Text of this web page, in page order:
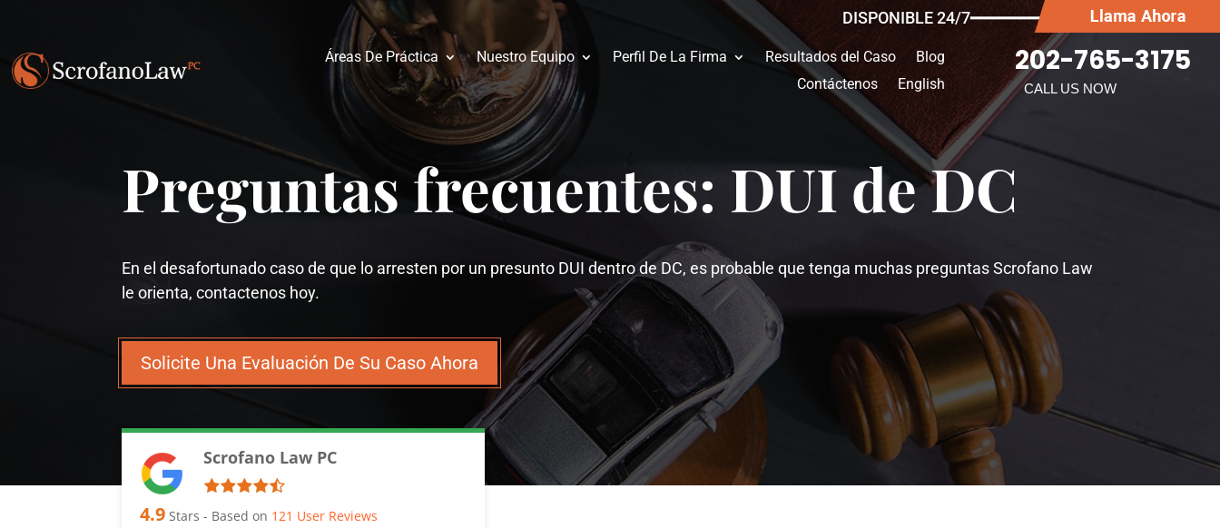
DISPONIBLE 24/7━━━━━━━
Áreas De Práctica Nuestro Equipo Perfil De La Firma Resultados del Caso
Blog
Contáctenos
English
202-765-3175
CALL US NOW
Preguntas frecuentes: DUI de DC
En el desafortunado caso de que lo arresten por un presunto DUI dentro de DC, es probable que tenga muchas preguntas Scrofano Law
le orienta, contactenos hoy.
Solicite Una Evaluación De Su Caso Ahora
Scrofano Law PC
4.9 Stars - Based on 121 User Reviews